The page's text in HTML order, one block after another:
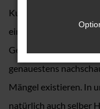
Kundenbindung groß
einwandfreie
Gebrauchtwagen
genauestens
Mängel existieren. In
natürlich auch selber